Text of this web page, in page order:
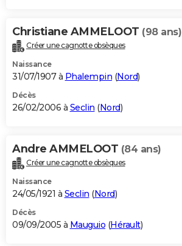
Christiane AMMELOOT (98 ans)
Créer une cagnotte obsèques
Naissance
31/07/1907 à Phalempin (Nord)
Décès
26/02/2006 à Seclin (Nord)
Andre AMMELOOT (84 ans)
Créer une cagnotte obsèques
Naissance
24/05/1921 à Seclin (Nord)
Décès
09/09/2005 à Mauguio (Hérault)